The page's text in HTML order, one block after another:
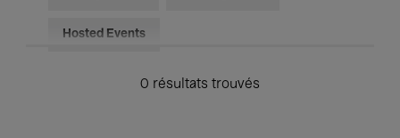
Hosted Events
0 résultats trouvés